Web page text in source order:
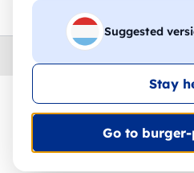
Suggested
Stay
Go to
Home
🔥 -30% de impresión